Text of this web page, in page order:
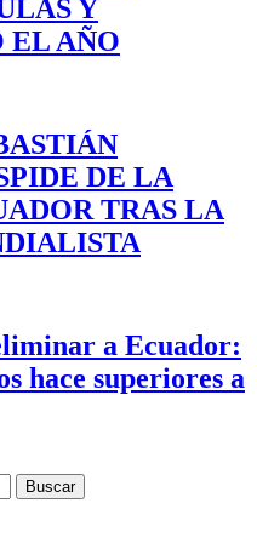
Y
EL AÑO
DE LA
TRAS LA
a Ecuador:
hace superiores a